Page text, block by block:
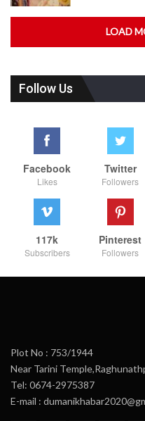
LOAD
Follow Us
Facebook
Likes
Twitter
Followers
117k
Subscribers
Pinterest
Followers
Plot No : 753/1944
Near Tarini
Tel: 0674-2975387
E-mail :